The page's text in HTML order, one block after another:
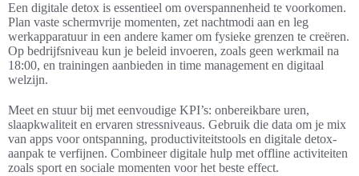
Een digitale detox is essentieel om overspannenheid te voorkomen.
Plan vaste schermvrije momenten, zet nachtmodi aan en leg
werkapparatuur in een andere kamer om fysieke grenzen te creëren.
Op bedrijfsniveau kun je beleid invoeren, zoals geen werkmail na
18:00, en trainingen aanbieden in time management en digitaal
welzijn.
Meet en stuur bij met eenvoudige KPI’s: onbereikbare uren,
slaapkwaliteit en ervaren stressniveaus. Gebruik die data om je mix
van apps voor ontspanning, productiviteitstools en digitale detox-
aanpak te verfijnen. Combineer digitale hulp met offline activiteiten
zoals sport en sociale momenten voor het beste effect.